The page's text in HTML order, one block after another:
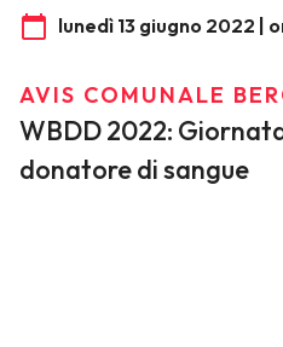
lunedì 13 giugno 2022 |
AVIS COMUNALE
WBDD 2022:
donatore di sangue